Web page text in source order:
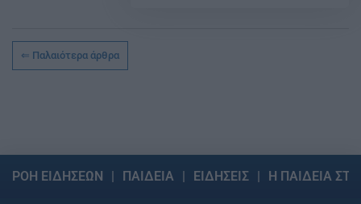
Παλαιότερα άρθρα
ΡΟΗ ΕΙΔΗΣΕΩΝ ΠΑΙΔΕΙΑ ΕΙΔΗΣΕΙΣ Η ΠΑΙΔΕΙΑ